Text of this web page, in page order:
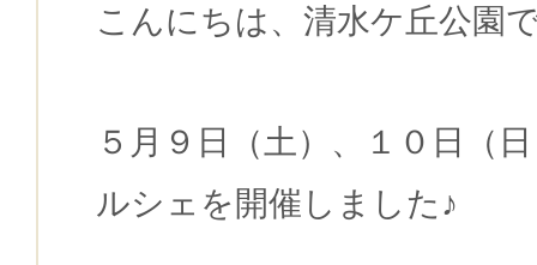
こんにちは、清水ケ丘公園
５月９日（土）、１０日（
ルシェを開催しました♪